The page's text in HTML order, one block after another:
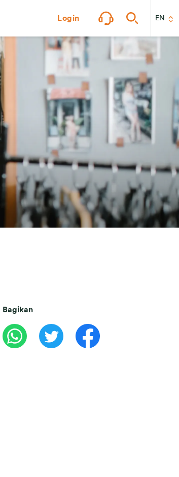
Login EN
Bagikan